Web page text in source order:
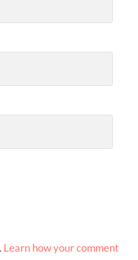
Learn how your comment